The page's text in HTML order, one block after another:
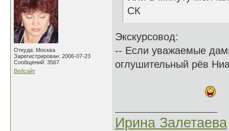
Откуда: Москва
Зарегистрирован: 2006-07-23
Сообщений: 3567
Вебсайт
СК
Экскурсовод:
-- Если уважаемые
оглушительный рёв
Ирина Залетаева